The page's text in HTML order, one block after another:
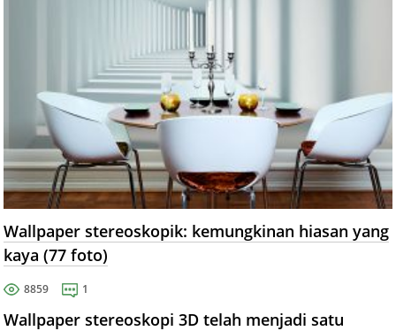
Wallpaper stereoskopik: kemungkinan hiasan yang
kaya (77 foto)
8859 1
Wallpaper stereoskopi 3D telah menjadi satu